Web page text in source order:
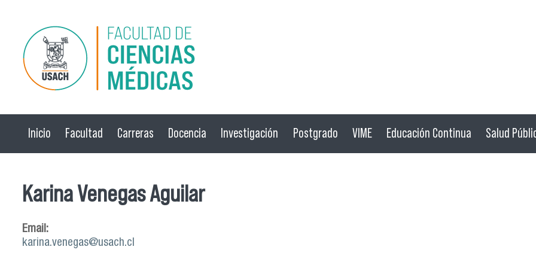
Pasar al contenido principal
Inicio Facultad Carreras Docencia Investigación Postgrado VIME Educación Continua Salud
Karina Venegas Aguilar
Email:
karina.venegas@usach.cl